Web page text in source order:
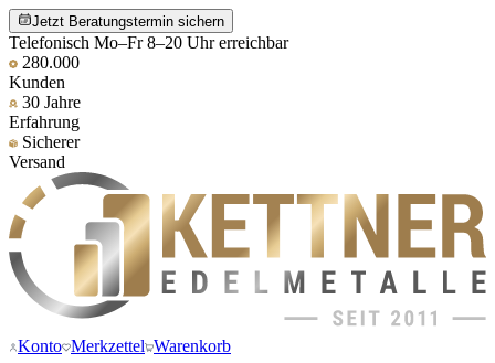
Jetzt Beratungstermin sichern
Telefonisch Mo–Fr 8–20 Uhr erreichbar
280.000
Kunden
30 Jahre
Erfahrung
Sicherer
Versand
Konto Merkzettel Warenkorb